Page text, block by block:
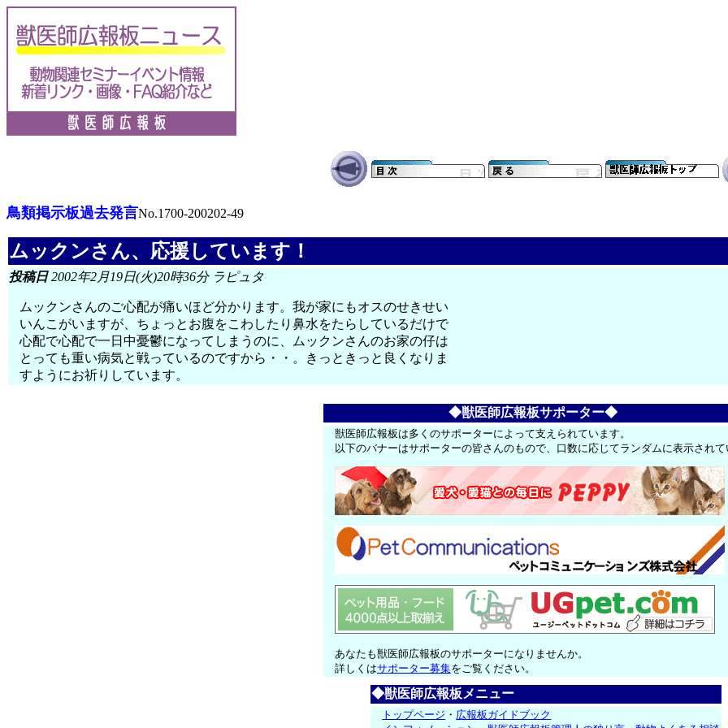
鳥類掲示板過去発言No.1700-200202-49
ムックンさん、応援しています！
投稿日2002年2月19日(火)20時36分 ラピュタ
ムックンさんのご心配が痛いほど分かります。我が家にもオスのせきせい
いんこがいますが、ちょっとお腹をこわしたり鼻水をたらしているだけで
心配で心配で一日中憂鬱になってしまうのに、ムックンさんのお家の仔は
とっても重い病気と戦っているのですから・・。きっときっと良くなりま
すようにお祈りしています。
◆獣医師広報板サポーター◆
獣医師広報板は多くのサポーターによって支えられています。
以下のバナーはサポーターの皆さんのもので、口数に応じてランダムに表示され
あなたも獣医師広報板のサポーターになりませんか。
詳しくはサポーター募集をご覧ください。
◆獣医師広報板メニュー
トップページ ・ 広報板ガイドブック